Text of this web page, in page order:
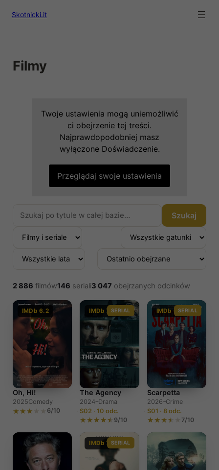
Skotnicki.it
Filmy
Twoje ustawienia mogą uniemożliwić
ci obejrzenie tej treści.
Najprawdopodobniej masz
wyłączone Doświadczenie.
Przeglądaj swoje ustawienia
Szukaj
2 886 filmów146 seriali3 047 obejrzanych odcinków
IMDb 6.2
Oh, Hi!
2025Comedy
6/10
IMDb 7.4SERIAL
The Agency
2024–Drama
S02 · 10 odc.
9/10
IMDb 6.0SERIAL
Scarpetta
2026–Crime
S01 · 8 odc.
7/10
IMDb 7.2SERIAL